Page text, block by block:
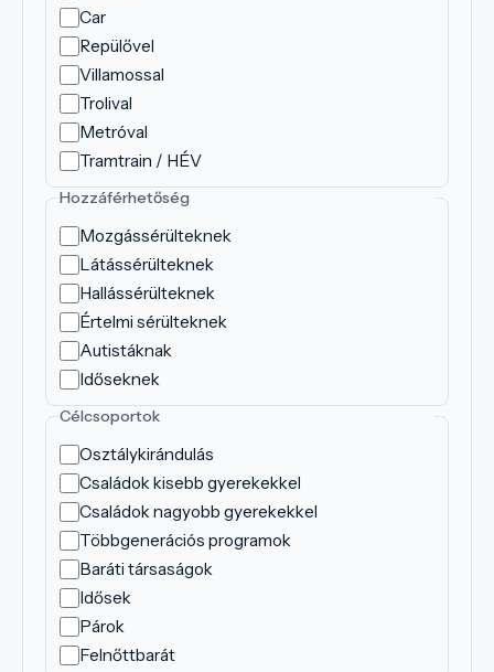
Car
Repülővel
Villamossal
Trolival
Metróval
Tramtrain / HÉV
Hozzáférhetőség
Mozgássérülteknek
Látássérülteknek
Hallássérülteknek
Értelmi sérülteknek
Autistáknak
Időseknek
Célcsoportok
Osztálykirándulás
Családok kisebb gyerekekkel
Családok nagyobb gyerekekkel
Többgenerációs programok
Baráti társaságok
Idősek
Párok
Felnőttbarát